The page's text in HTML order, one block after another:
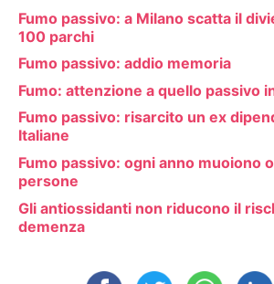
Fumo passivo: a Milano scatta il
100 parchi
Fumo passivo: addio memoria
Fumo: attenzione a quello passivo
Fumo passivo: risarcito un ex
Italiane
Fumo passivo: ogni anno muoiono
persone
Gli antiossidanti non riducono il
demenza